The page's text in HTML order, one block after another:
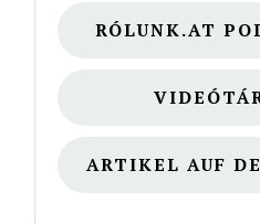
RÓLUNK.AT
ARTIKEL AUF